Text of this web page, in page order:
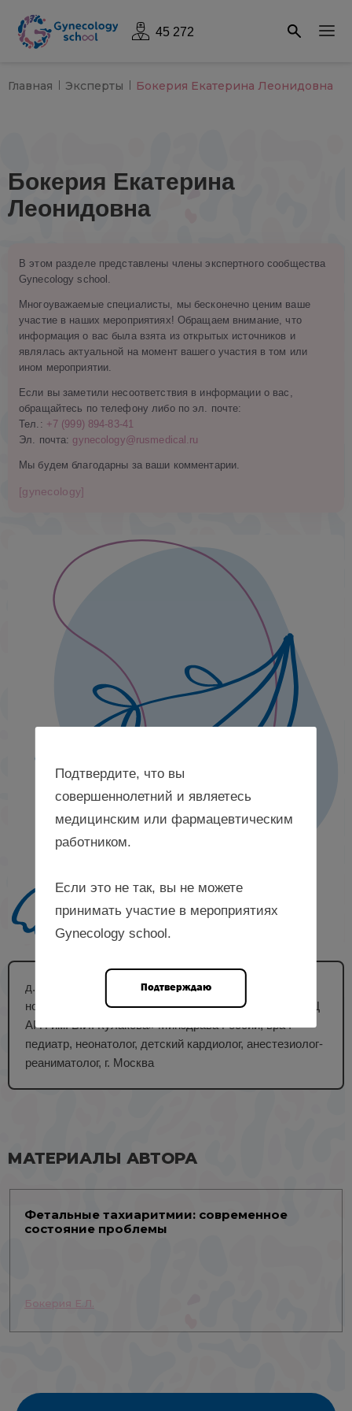
45 272
Главная Эксперты Бокерия Екатерина Леонидовна
Бокерия Екатерина
Леонидовна
В этом разделе представлены члены экспертного сообщества
Gynecology school.
Многоуважаемые специалисты, мы бесконечно ценим ваше
участие в наших мероприятиях! Обращаем внимание, что
информация о вас была взята из открытых источников и
являлась актуальной на момент вашего участия в том или
ином мероприятии.
Если вы заметили несоответствия в информации о вас,
обращайтесь по телефону либо по эл. почте:
Тел.: +7 (999) 894-83-41
Эл. почта: gynecology@rusmedical.ru
Мы будем благодарны за ваши комментарии.
[gynecology]
д. м. н., научный сотрудник 2-го отделения патологии
новорожденных и недоношенных детей ФГБУ «НМИЦ
АГП им. В.И. Кулакова» Минздрава России, врач-
педиатр, неонатолог, детский кардиолог, анестезиолог-
реаниматолог, г. Москва
МАТЕРИАЛЫ АВТОРА
Фетальные тахиаритмии: современное
состояние проблемы
Бокерия Е.Л.
Подтвердите, что вы
совершеннолетний и являетесь
медицинским или фармацевтическим
работником.
Если это не так, вы не можете
принимать участие в мероприятиях
Gynecology school.
Подтверждаю